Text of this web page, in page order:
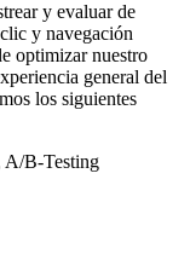
y evaluar de
y navegación
optimizar nuestro
general del
los siguientes
A/B-Testing